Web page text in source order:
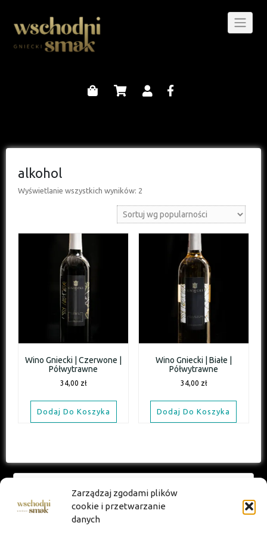
Zarządzaj zgodami plików
cookie i przetwarzanie
danych
alkohol
Wyświetlanie wszystkich wyników: 2
Wino Gniecki | Czerwone |
Półwytrawne
34,00 zł
Dodaj Do Koszyka
Wino Gniecki | Białe |
Półwytrawne
34,00 zł
Dodaj Do Koszyka
SZYBKIE MENU